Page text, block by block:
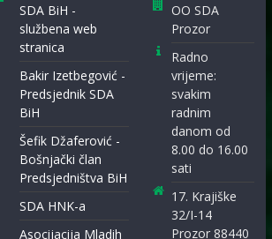
SDA BiH -
službena web
stranica
Bakir Izetbegović -
Predsjednik SDA
BiH
Šefik Džaferović -
Bošnjački član
Predsjedništva BiH
SDA HNK-a
Asocijacija Mladih
OO SDA
Prozor
Radno
vrijeme:
svakim
radnim
danom od
8.00 do 16.00
sati
17. Krajiške
32/I-14
Prozor 88440